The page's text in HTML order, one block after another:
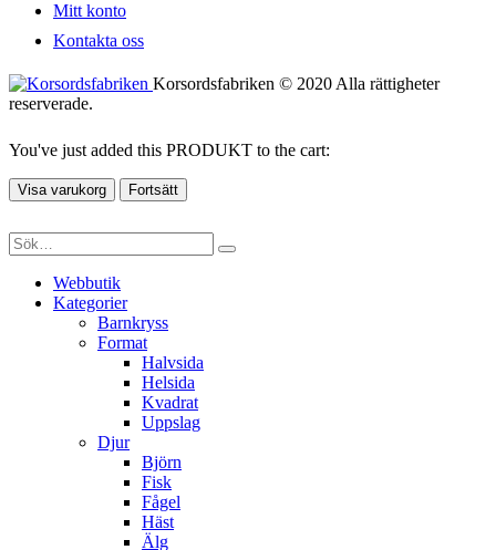
Mitt konto
Kontakta oss
Korsordsfabriken © 2020 Alla rättigheter
reserverade.
You've just added this PRODUKT to the cart:
Visa varukorg Fortsätt
Webbutik
Kategorier
Barnkryss
Format
Halvsida
Helsida
Kvadrat
Uppslag
Djur
Björn
Fisk
Fågel
Häst
Älg